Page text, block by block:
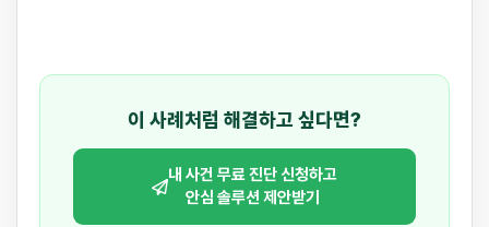
이 사례처럼 해결하고 싶다면?
내 사건 무료 진단 신청하고
안심 솔루션 제안받기